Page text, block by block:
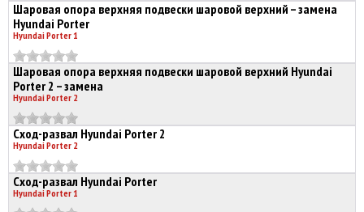
Шаровая опора верхняя подвески шаровой верхний – замена
Hyundai Porter
Hyundai Porter 1
Шаровая опора верхняя подвески шаровой верхний Hyundai
Porter 2 – замена
Hyundai Porter 2
Сход-развал Hyundai Porter 2
Hyundai Porter 2
Сход-развал Hyundai Porter
Hyundai Porter 1